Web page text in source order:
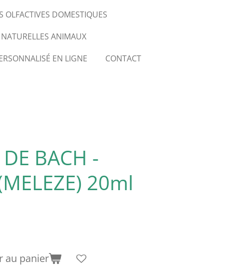
OLFACTIVES DOMESTIQUES
ANIMAUX
EN LIGNE CONTACT
DE BACH -
20ml
au panier